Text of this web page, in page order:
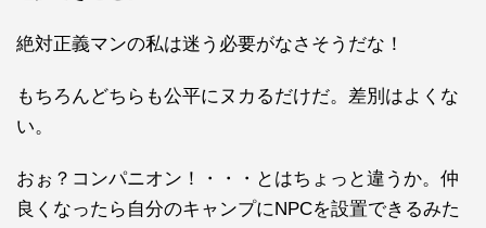
絶対正義マンの私は迷う必要がなさそうだな！
もちろんどちらも公平にヌカるだけだ。差別はよくな
い。
おぉ？コンパニオン！・・・とはちょっと違うか。仲
良くなったら自分のキャンプにNPCを設置できるみた